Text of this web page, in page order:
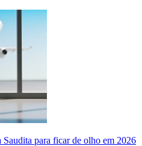
para ficar de olho em 2026